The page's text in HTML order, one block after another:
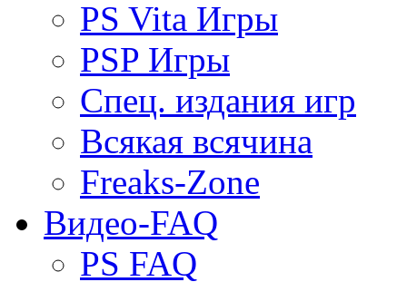
PS Vita Игры
PSP Игры
Спец. издания игр
Всякая всячина
Freaks-Zone
Видео-FAQ
PS FAQ